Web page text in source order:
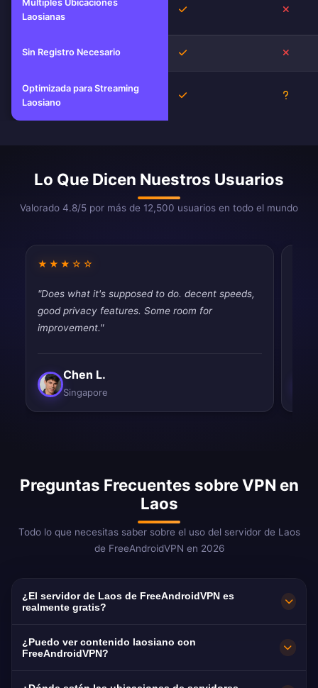
Múltiples Ubicaciones
Laosianas
Sí
Sin Registro Necesario Sí
Optimizada para Streaming
Laosiano
Sí
Lo Que Dicen Nuestros Usuarios
Valorado 4.8/5 por más de 12,500 usuarios en todo el mundo
★★★☆☆
"Does what it's supposed to do. decent speeds,
good privacy features. Some room for
improvement."
Chen L.
Singapore
Preguntas Frecuentes sobre VPN en
Laos
Todo lo que necesitas saber sobre el uso del servidor de Laos
de FreeAndroidVPN en 2026
¿El servidor de Laos de FreeAndroidVPN es
realmente gratis?
100% gratis. Uno de los pocos proveedores
¿Puedo ver contenido laosiano con
FreeAndroidVPN?
Nuestra VPN de Laos está optimizada para